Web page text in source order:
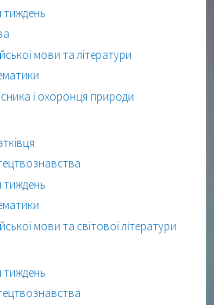
тиждень
мови та літератури
і охоронця природи
тиждень
мови та світової літератури
тиждень